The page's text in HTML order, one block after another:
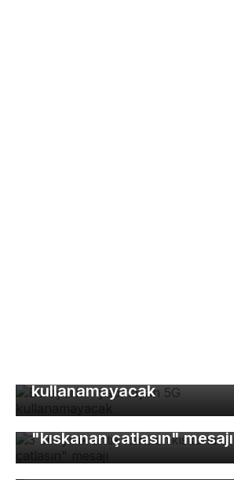
kullanamayacak
3 bin yıllık antik kentte
"kıskanan çatlasın" mesajı
5 soruda sosyal medya
düzenlemesi